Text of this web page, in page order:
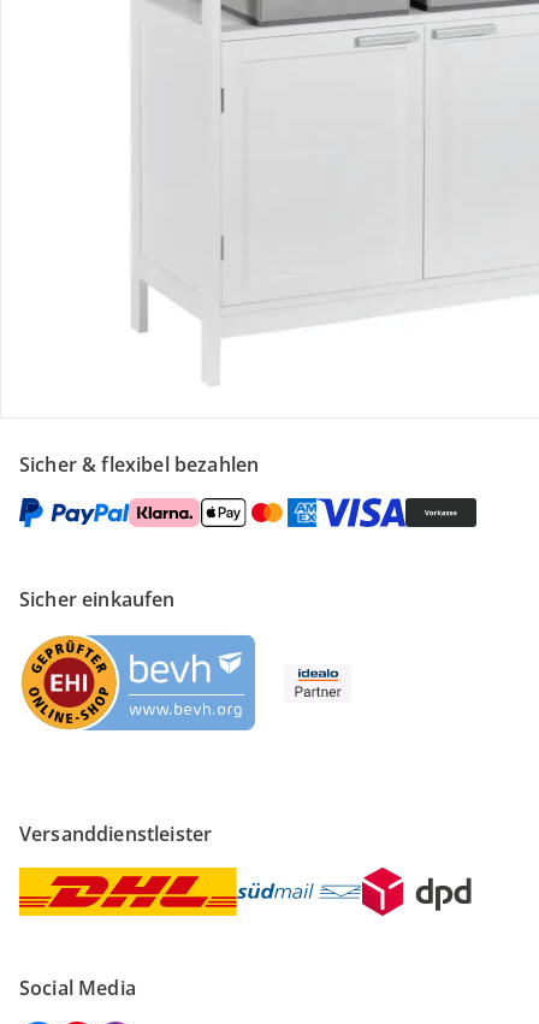
Gutscheine & Aktionen
Filialen & Beratung
Sicher & flexibel bezahlen
Sicher einkaufen
Versanddienstleister
Social Media